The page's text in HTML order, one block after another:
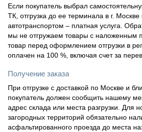
Если покупатель выбрал
ТК, отгрузка до ее терминала в г.
автотранспортом – платная услуга.
мы не отгружаем товары с наложенным
товар перед оформлением отгрузки в
оплачен на 100 %, включая счет за
Получение заказа
При отгрузке с доставкой по Москве и
покупатель должен сообщить нашему
адрес склада или места разгрузки. Для
загородных территорий обязательно
асфальтированного проезда до места